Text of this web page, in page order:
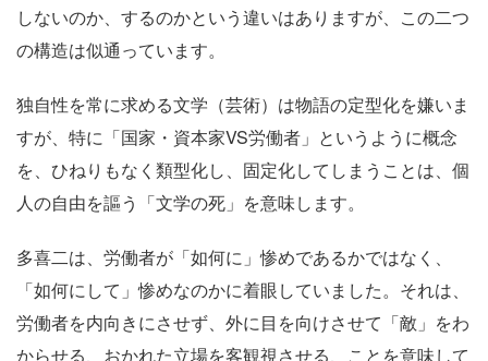
しないのか、するのかという違いはありますが、この二つ
の構造は似通っています。
独自性を常に求める文学（芸術）は物語の定型化を嫌いま
すが、特に「国家・資本家VS労働者」というように概念
を、ひねりもなく類型化し、固定化してしまうことは、個
人の自由を謳う「文学の死」を意味します。
多喜二は、労働者が「如何に」惨めであるかではなく、
「如何にして」惨めなのかに着眼していました。それは、
労働者を内向きにさせず、外に目を向けさせて「敵」をわ
からせる、おかれた立場を客観視させる、ことを意味して